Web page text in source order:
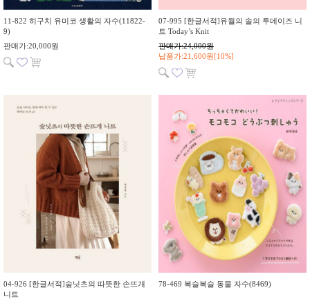
11-822 히구치 유미코 생활의 자수(11822-
9)
판매가:20,000원
07-995 [한글서적]유월의 솔의 투데이즈 니
트 Today’s Knit
판매가:24,000원
납품가:21,600원[10%]
04-926 [한글서적]숲닛츠의 따뜻한 손뜨개
니트
78-469 복슬복슬 동물 자수(8469)